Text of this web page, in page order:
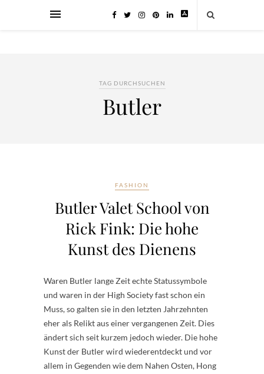
TAG DURCHSUCHEN
Butler
FASHION
Butler Valet School von
Rick Fink: Die hohe
Kunst des Dienens
Waren Butler lange Zeit echte Statussymbole
und waren in der High Society fast schon ein
Muss, so galten sie in den letzten Jahrzehnten
eher als Relikt aus einer vergangenen Zeit. Dies
ändert sich seit kurzem jedoch wieder. Die hohe
Kunst der Butler wird wiederentdeckt und vor
allem in Gegenden wie dem Nahen Osten, Hong